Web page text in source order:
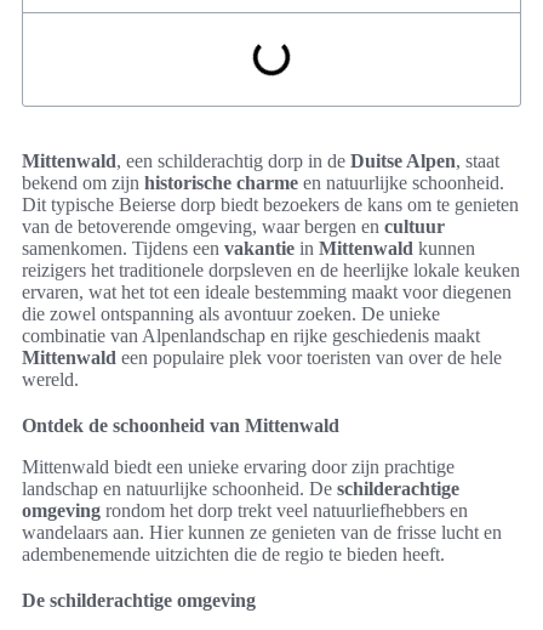
Mittenwald, een schilderachtig dorp in de Duitse Alpen, staat
bekend om zijn historische charme en natuurlijke schoonheid.
Dit typische Beierse dorp biedt bezoekers de kans om te genieten
van de betoverende omgeving, waar bergen en cultuur
samenkomen. Tijdens een vakantie in Mittenwald kunnen
reizigers het traditionele dorpsleven en de heerlijke lokale keuken
ervaren, wat het tot een ideale bestemming maakt voor diegenen
die zowel ontspanning als avontuur zoeken. De unieke
combinatie van Alpenlandschap en rijke geschiedenis maakt
Mittenwald een populaire plek voor toeristen van over de hele
wereld.
Ontdek de schoonheid van Mittenwald
Mittenwald biedt een unieke ervaring door zijn prachtige
landschap en natuurlijke schoonheid. De schilderachtige
omgeving rondom het dorp trekt veel natuurliefhebbers en
wandelaars aan. Hier kunnen ze genieten van de frisse lucht en
adembenemende uitzichten die de regio te bieden heeft.
De schilderachtige omgeving